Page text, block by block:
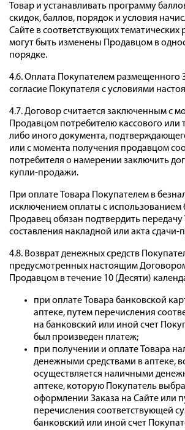
Товар и устанавливать программу
скидок, баллов, порядок и условия
Сайте в соответствующих тематических
могут быть изменены Продавцом в
порядке.
4.6. Оплата Покупателем размещенного
согласие Покупателя с условиями
4.7. Договор считается заключенным с
Продавцом потребителю кассового или
либо иного документа,
или с момента получения продавцом
потребителя о намерении заключить
купли-продажи.
При оплате Товара Покупателем в
исключением оплаты с использованием
Продавец обязан подтвердить передачу
составления накладной или акта сдачи-
4.8. Возврат денежных средств
предусмотренных настоящим
Продавцом в течение 10 (Десяти)
при оплате Товара банковской
аптеке, путем перечисления
на банковский или иной счет
был произведен платеж;
при получении и оплате Товара
денежными средствами в аптеке,
осуществляется наличными
аптеке, которую Покупатель
оформлении Заказа на Сайте или
перечисления соответствующей
банковский или иной счет